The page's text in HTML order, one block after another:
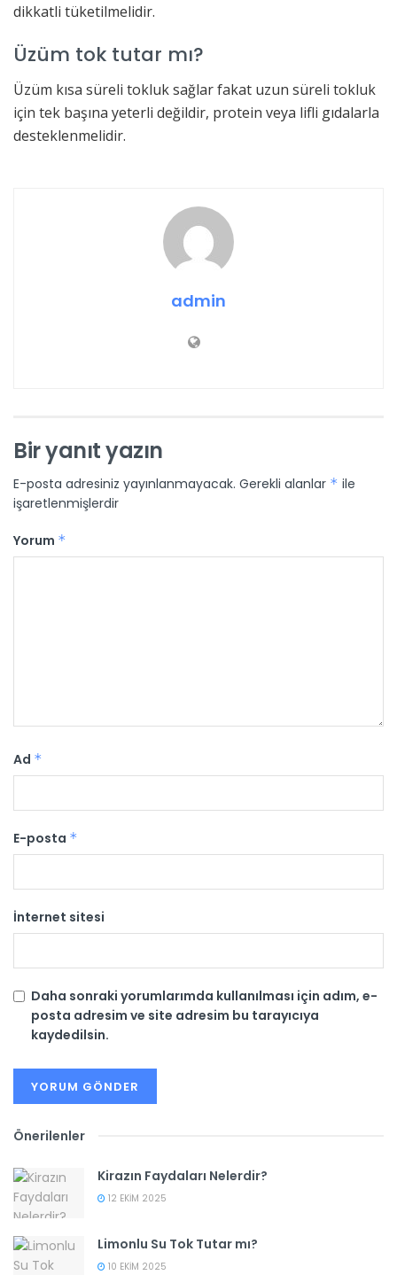
dikkatli tüketilmelidir.
Üzüm tok tutar mı?
Üzüm kısa süreli tokluk sağlar fakat uzun süreli tokluk
için tek başına yeterli değildir, protein veya lifli gıdalarla
desteklenmelidir.
admin
Bir yanıt yazın
E-posta adresiniz yayınlanmayacak. Gerekli alanlar * ile
işaretlenmişlerdir
Yorum *
Ad *
E-posta *
İnternet sitesi
Daha sonraki yorumlarımda kullanılması için adım, e-
posta adresim ve site adresim bu tarayıcıya
kaydedilsin.
Önerilenler
Kirazın Faydaları Nelerdir?
12 EKIM 2025
Limonlu Su Tok Tutar mı?
10 EKIM 2025